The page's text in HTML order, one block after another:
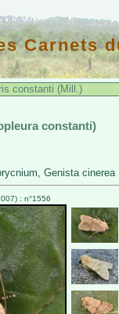
Carnets
constanti (Mill.)
constanti)
Genista cinerea
: n°1556